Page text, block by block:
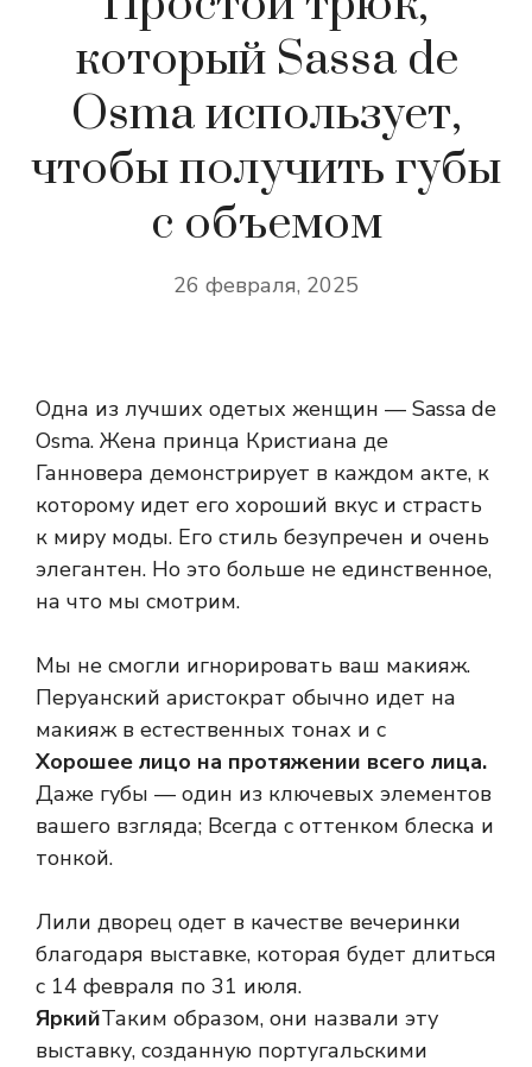
который Sassa de
Osma использует,
чтобы получить губы
с объемом
26 февраля, 2025
Одна из лучших одетых женщин — Sassa de
Osma. Жена принца Кристиана де
Ганновера демонстрирует в каждом акте, к
которому идет его хороший вкус и страсть
к миру моды. Его стиль безупречен и очень
элегантен. Но это больше не единственное,
на что мы смотрим.
Мы не смогли игнорировать ваш макияж.
Перуанский аристократ обычно идет на
макияж в естественных тонах и с
Хорошее лицо на протяжении всего лица.
Даже губы — один из ключевых элементов
вашего взгляда; Всегда с оттенком блеска и
тонкой.
Лили дворец одет в качестве вечеринки
благодаря выставке, которая будет длиться
с 14 февраля по 31 июля.
ЯркийТаким образом, они назвали эту
выставку, созданную португальскими